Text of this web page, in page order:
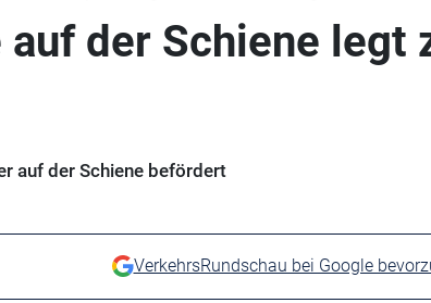
der Schiene legt
auf der Schiene befördert
VerkehrsRundschau bei Google